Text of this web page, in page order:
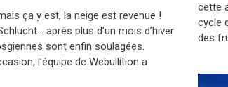
cette
cycle
des
ça y est, la neige est revenue !
après plus d’un mois d’hiver
sont enfin soulagées.
l’équipe de Webullition a